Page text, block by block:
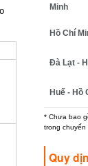
Minh
Hồ Chí
Đà Lạt -
Huế - Hồ
* Chưa bao
trong chuyến
Quy